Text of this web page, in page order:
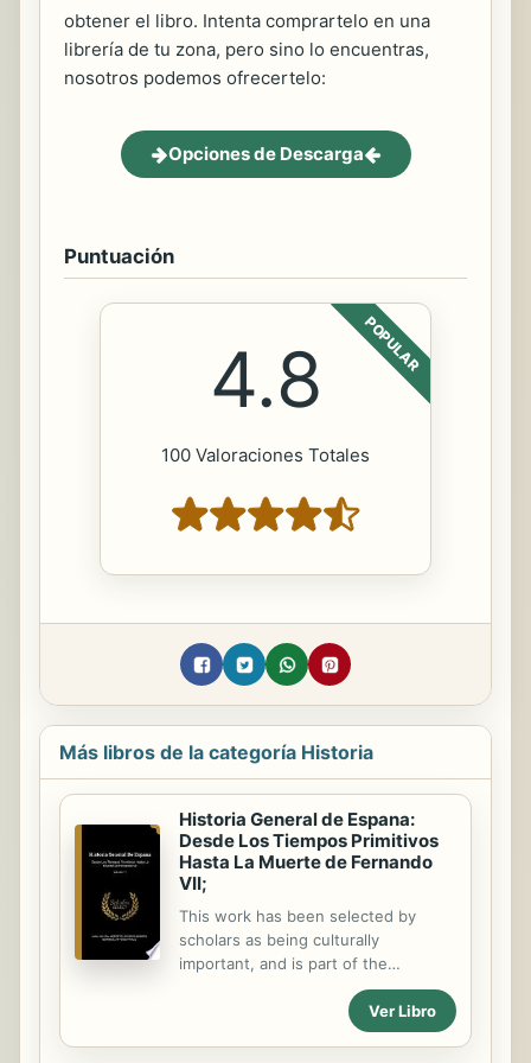
obtener el libro. Intenta comprartelo en una
librería de tu zona, pero sino lo encuentras,
nosotros podemos ofrecertelo:
Opciones de Descarga
Puntuación
POPULAR
4.8
100 Valoraciones Totales
Más libros de la categoría Historia
Historia General de Espana:
Desde Los Tiempos Primitivos
Hasta La Muerte de Fernando
VII;
This work has been selected by
scholars as being culturally
important, and is part of the
knowledge base of civilization as we
know it. This work was reproduced
from the original artifact, and
Ver Libro